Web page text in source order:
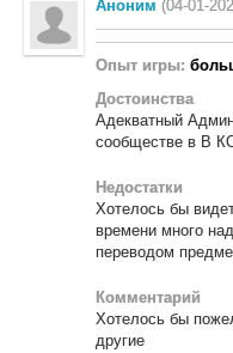
Аноним (04-01-
Опыт игры:
Достоинства
Адекватный
сообществе в В
Недостатки
Хотелось бы
времени много
переводом
Комментарий
Хотелось бы
другие